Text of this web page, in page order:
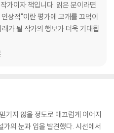
가이자 책입니다. 읽은 분이라면
상적"이란 평가에 고개를 끄덕이
가 될 작가의 행보가 더욱 기대됩
기지 않을 정도로 매끄럽게 이어지
의 눈과 입을 발견했다. 시선에서